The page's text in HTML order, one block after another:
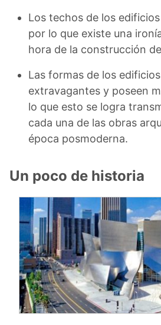
Los techos de los
por lo que existe una
hora de la construcción
Las formas de los
extravagantes y poseen
lo que esto se logra
cada una de las obras
época posmoderna.
Un poco de historia